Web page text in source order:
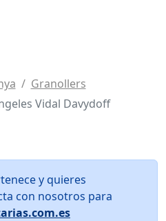
Granollers
Vidal Davydoff
y quieres
con nosotros para